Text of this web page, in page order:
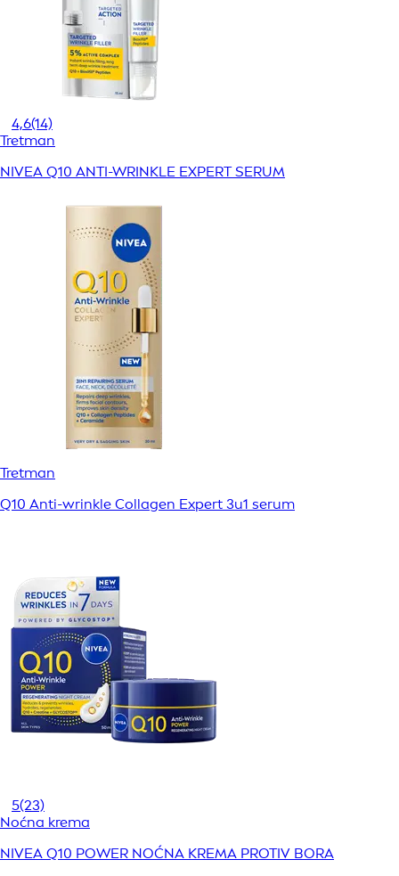
4,6(14)
Tretman
NIVEA Q10 ANTI-WRINKLE EXPERT SERUM
Tretman
Q10 Anti-wrinkle Collagen Expert 3u1 serum
5(23)
Noćna krema
NIVEA Q10 POWER NOĆNA KREMA PROTIV BORA